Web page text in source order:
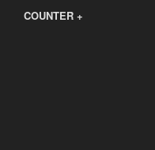
COUNTER +